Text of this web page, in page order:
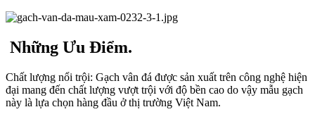
Những Ưu Điểm.
Chất lượng nổi trội: Gạch vân đá được sản xuất trên công nghệ hiện
đại mang đến chất lượng vượt trội với độ bền cao do vậy mẫu gạch
này là lựa chọn hàng đầu ở thị trường Việt Nam.